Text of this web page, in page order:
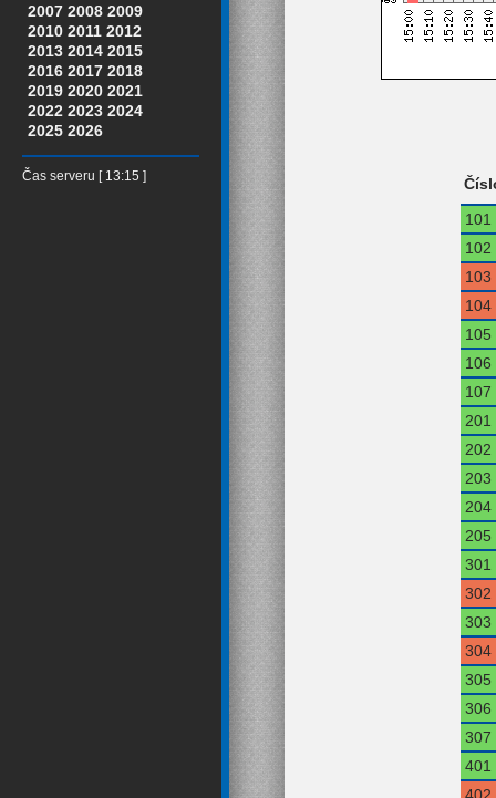
2007 2008 2009
2010 2011 2012
2013 2014 2015
2016 2017 2018
2019 2020 2021
2022 2023 2024
2025 2026
Čas serveru [ 13:15 ]
101
102
103
104
105
106
107
201
202
203
204
205
301
302
303
304
305
306
307
401